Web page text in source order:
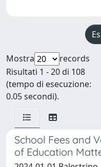
Mostra
records
Risultati 1 - 20 di 108
(tempo di esecuzione:
0.05 secondi).
School Fees and
of Education